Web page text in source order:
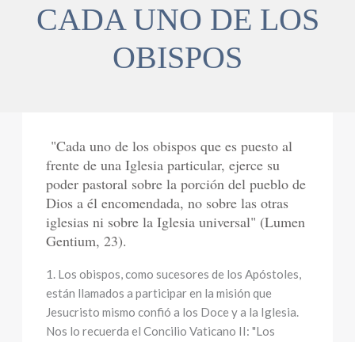
CADA UNO DE LOS
OBISPOS
"Cada uno de los obispos que es puesto al
frente de una Iglesia particular, ejerce su
poder pastoral sobre la porción del pueblo de
Dios a él encomendada, no sobre las otras
iglesias ni sobre la Iglesia universal" (Lumen
Gentium, 23).
1. Los obispos, como sucesores de los Apóstoles,
están llamados a participar en la misión que
Jesucristo mismo confió a los Doce y a la Iglesia.
Nos lo recuerda el Concilio Vaticano II: "Los